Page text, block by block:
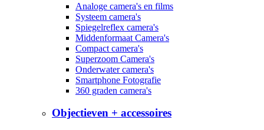
Analoge camera's en films
Systeem camera's
Spiegelreflex camera's
Middenformaat Camera's
Compact camera's
Superzoom Camera's
Onderwater camera's
Smartphone Fotografie
360 graden camera's
Objectieven + accessoires